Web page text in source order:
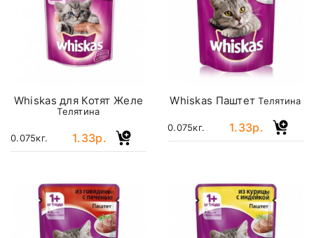
Whiskas для Котят Желе
Телятина
0.075кг. 1.33р.
Whiskas ПаштетТелятина
0.075кг. 1.33р.